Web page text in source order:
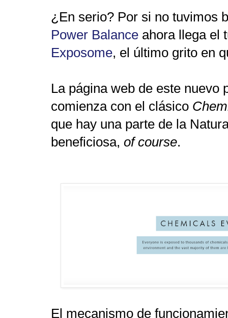
¿En serio? Por si no tuvimos
Power Balance ahora llega el
Exposome, el último grito en
La página web de este nuevo
comienza con el clásico
que hay una parte de la
beneficiosa, of course.
El mecanismo de